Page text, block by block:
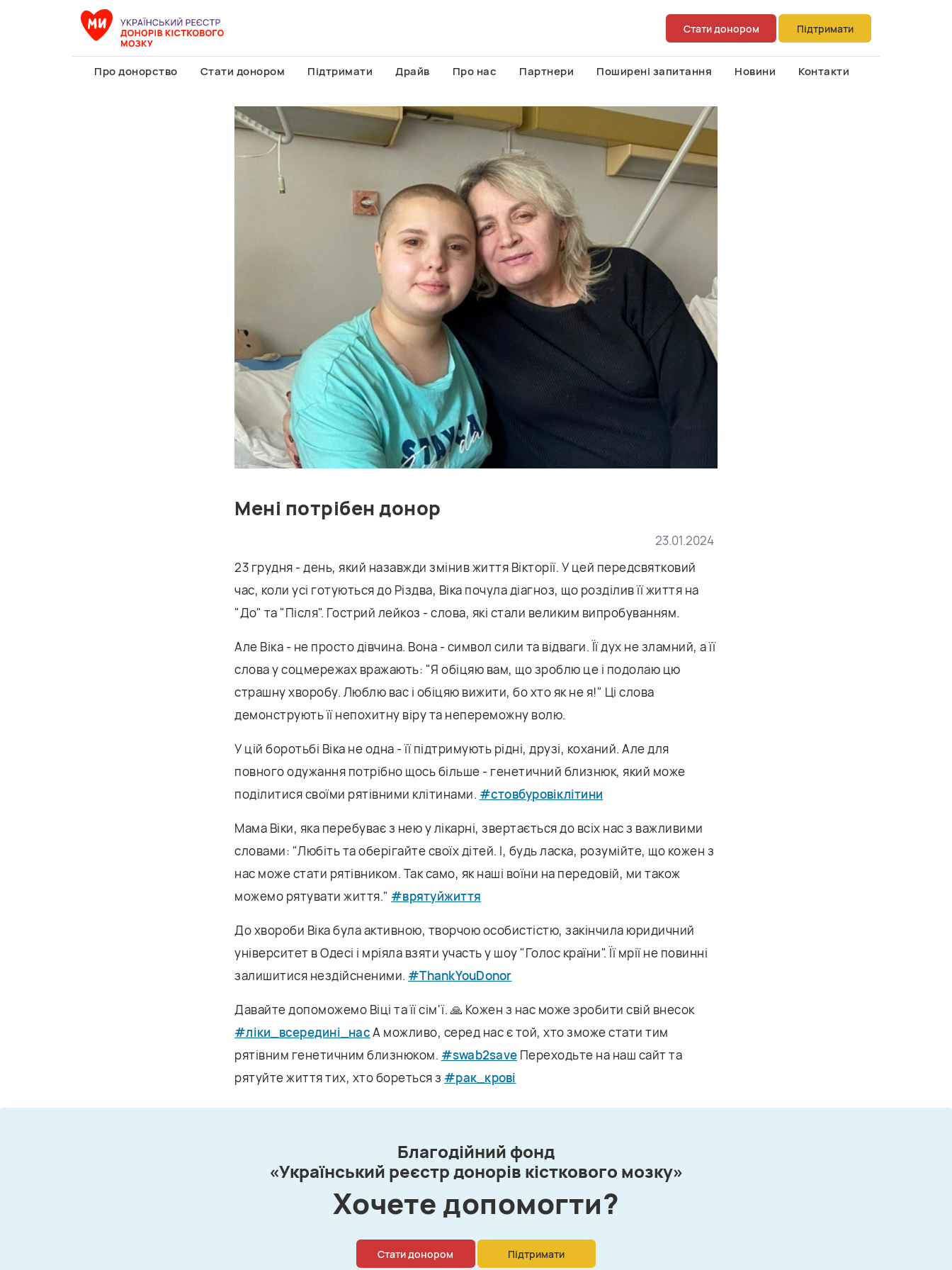
Стати донором Підтримати
Про донорство Стати донором Підтримати Драйв Про нас Партнери Поширені запитання Новини Контакти
Мені потрібен донор
23.01.2024
23 грудня - день, який назавжди змінив життя Вікторії. У цей передсвятковий
час, коли усі готуються до Різдва, Віка почула діагноз, що розділив її життя на
"До" та "Після". Гострий лейкоз - слова, які стали великим випробуванням.
Але Віка - не просто дівчина. Вона - символ сили та відваги. Її дух не зламний, а її
слова у соцмережах вражають: "Я обіцяю вам, що зроблю це і подолаю цю
страшну хворобу. Люблю вас і обіцяю вижити, бо хто як не я!" Ці слова
демонструють її непохитну віру та непереможну волю.
У цій боротьбі Віка не одна - її підтримують рідні, друзі, коханий. Але для
повного одужання потрібно щось більше - генетичний близнюк, який може
поділитися своїми рятівними клітинами. #стовбуровіклітини
Мама Віки, яка перебуває з нею у лікарні, звертається до всіх нас з важливими
словами: "Любіть та оберігайте своїх дітей. І, будь ласка, розумійте, що кожен з
нас може стати рятівником. Так само, як наші воїни на передовій, ми також
можемо рятувати життя." #врятуйжиття
До хвороби Віка була активною, творчою особистістю, закінчила юридичний
університет в Одесі і мріяла взяти участь у шоу "Голос країни". Її мрії не повинні
залишитися нездійсненими. #ThankYouDonor
Давайте допоможемо Віці та її сім'ї. 🙏 Кожен з нас може зробити свій внесок
#ліки_всередині_насА можливо, серед нас є той, хто зможе стати тим
рятівним генетичним близнюком. #swab2save Переходьте на наш сайт та
рятуйте життя тих, хто бореться з #рак_крові
Благодійний фонд
«Український реєстр донорів кісткового мозку»
Xочете допомогти?
Стати донором Підтримати